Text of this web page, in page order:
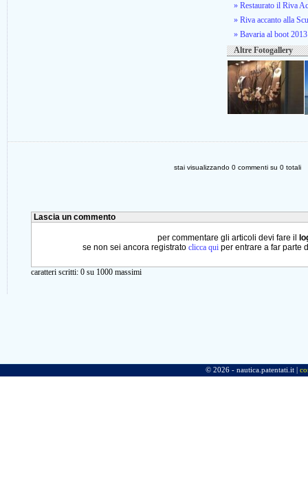
» Restaurato il Riva
» Riva accanto alla
» Bavaria al boot 2013
Altre Fotogallery
stai visualizzando 0commenti su 0totali
Lascia un commento
per commentare gli articoli devi fare il
se non sei ancora registrato clicca quiper entrare a far parte
caratteri scritti: 0 su 1000 massimi
© 2026 - nautica.patentati.it |